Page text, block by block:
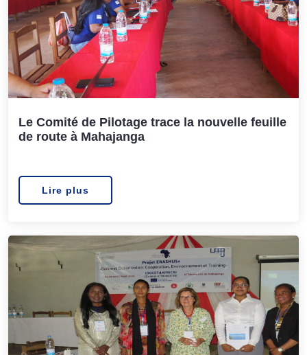
Le Comité de Pilotage trace la nouvelle feuille
de route à Mahajanga
Lire plus